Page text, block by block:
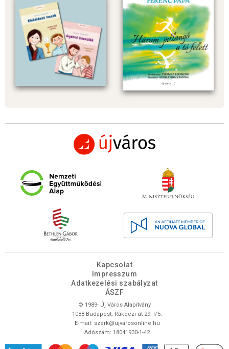
Kapcsolat
Impresszum
Adatkezelési szabályzat
ÁSZF
© 1989- Új Város Alapítvány
1088 Budapest, Rákóczi út 29. I/5.
E-mail: szerk@ujvarosonline.hu
Adószám: 18041930-1-42